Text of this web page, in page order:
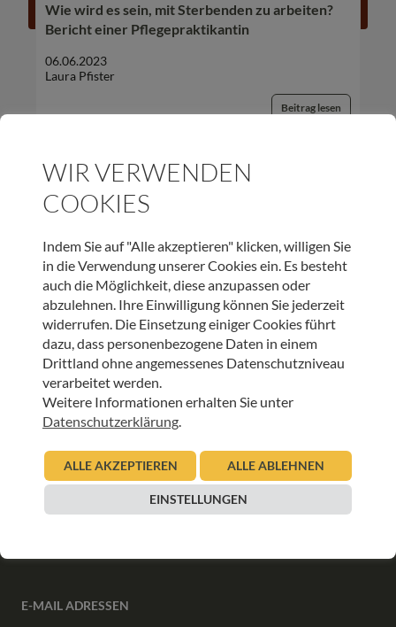
Wie wird es sein, mit Sterbenden zu arbeiten?
Bericht einer Pflegepraktikantin
06.06.2023
Laura Pfister
Beitrag lesen
UNSER NEWSLETTER:
ANMELDEN
INFORMATIONEN
Downloads
Interner Bereich
E-MAIL ADRESSEN
WIR VERWENDEN
COOKIES
Indem Sie auf "Alle akzeptieren" klicken, willigen Sie
in die Verwendung unserer Cookies ein. Es besteht
auch die Möglichkeit, diese anzupassen oder
abzulehnen. Ihre Einwilligung können Sie jederzeit
widerrufen. Die Einsetzung einiger Cookies führt
dazu, dass personenbezogene Daten in einem
Drittland ohne angemessenes Datenschutzniveau
verarbeitet werden.
Weitere Informationen erhalten Sie unter
Datenschutzerklärung.
ALLE AKZEPTIEREN ALLE ABLEHNEN
EINSTELLUNGEN